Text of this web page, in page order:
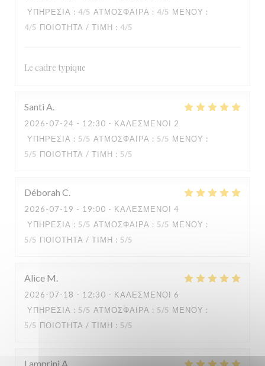
ΥΠΗΡΕΣΊΑ : 4/5 ΑΤΜΌΣΦΑΙΡΑ : 4/5 ΜΕΝΟΎ :
4/5 ΠΟΙΌΤΗΤΑ / ΤΙΜΉ : 4/5
Le cadre typique
Santi A
2026-07-24 - 12:30 - ΚΑΛΕΣΜΈΝΟΙ 2
ΥΠΗΡΕΣΊΑ : 5/5 ΑΤΜΌΣΦΑΙΡΑ : 5/5 ΜΕΝΟΎ :
5/5 ΠΟΙΌΤΗΤΑ / ΤΙΜΉ : 5/5
Déborah C
2026-07-19 - 19:00 - ΚΑΛΕΣΜΈΝΟΙ 4
ΥΠΗΡΕΣΊΑ : 5/5 ΑΤΜΌΣΦΑΙΡΑ : 5/5 ΜΕΝΟΎ :
5/5 ΠΟΙΌΤΗΤΑ / ΤΙΜΉ : 5/5
Alice M
2026-07-18 - 12:30 - ΚΑΛΕΣΜΈΝΟΙ 6
ΥΠΗΡΕΣΊΑ : 5/5 ΑΤΜΌΣΦΑΙΡΑ : 5/5 ΜΕΝΟΎ :
5/5 ΠΟΙΌΤΗΤΑ / ΤΙΜΉ : 5/5
Lamprini A